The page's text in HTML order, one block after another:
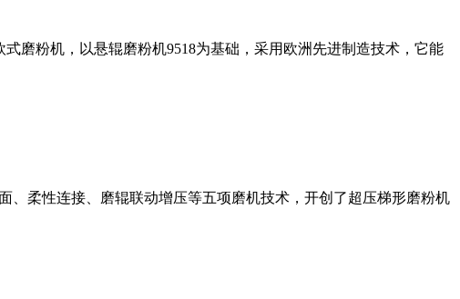
磨粉机，以悬辊磨粉机9518为基础，采用欧洲先进制造技术，它能
、柔性连接、磨辊联动增压等五项磨机技术，开创了超压梯形磨粉机